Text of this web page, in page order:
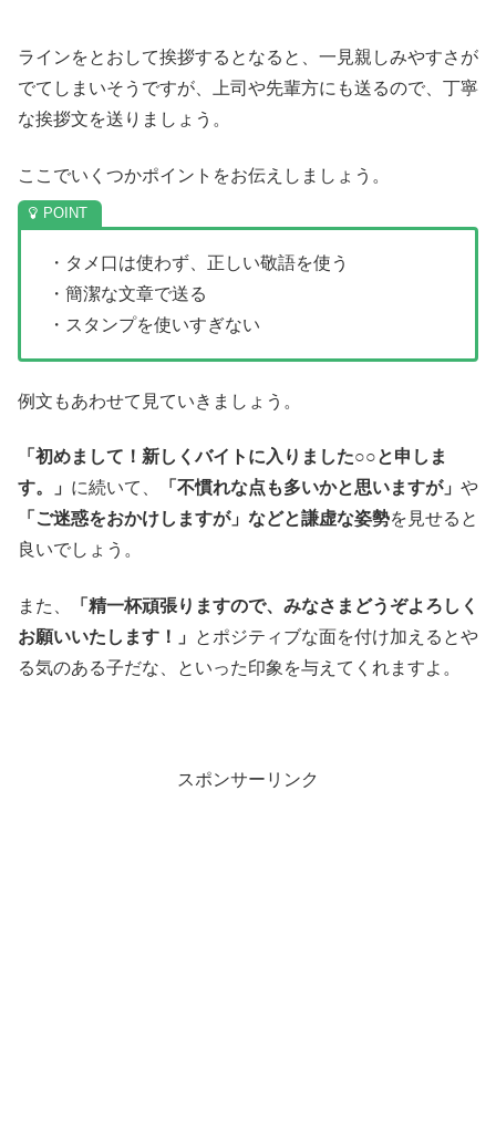
ラインをとおして挨拶するとなると、一見親しみやすさが
でてしまいそうですが、上司や先輩方にも送るので、丁寧
な挨拶文を送りましょう。
ここでいくつかポイントをお伝えしましょう。
・タメ口は使わず、正しい敬語を使う
・簡潔な文章で送る
・スタンプを使いすぎない
例文もあわせて見ていきましょう。
「初めまして！新しくバイトに入りました○○と申しま
す。」 に続いて、 「不慣れな点も多いかと思いますが」 や
「ご迷惑をおかけしますが」などと謙虚な姿勢を見せると
良いでしょう。
また、
「精一杯頑張りますので、みなさまどうぞよろしく
お願いいたします！」
とポジティブな面を付け加えるとや
る気のある子だな、といった印象を与えてくれますよ。
スポンサーリンク